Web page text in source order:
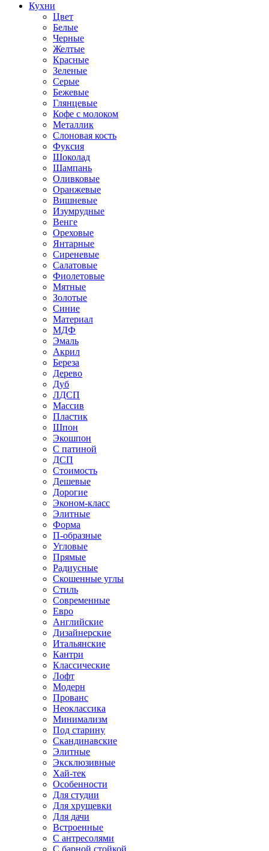
Кухни
Цвет
Белые
Черные
Желтые
Красные
Зеленые
Серые
Бежевые
Глянцевые
Кофе с молоком
Металлик
Слоновая кость
Фуксия
Шоколад
Шампань
Оливковые
Оранжевые
Вишневые
Изумрудные
Венге
Ореховые
Янтарные
Сиреневые
Салатовые
Фиолетовые
Мятные
Золотые
Синие
Материал
МДФ
Эмаль
Акрил
Береза
Дерево
Дуб
ЛДСП
Массив
Пластик
Шпон
Экошпон
С патиной
ДСП
Стоимость
Дешевые
Дорогие
Эконом-класс
Элитные
Форма
П-образные
Угловые
Прямые
Радиусные
Скошенные углы
Стиль
Современные
Евро
Английские
Дизайнерские
Итальянские
Кантри
Классические
Лофт
Модерн
Прованс
Неоклассика
Минимализм
Под старину
Скандинавские
Элитные
Эксклюзивные
Хай-тек
Особенности
Для студии
Для хрущевки
Для дачи
Встроенные
С антресолями
С барной стойкой